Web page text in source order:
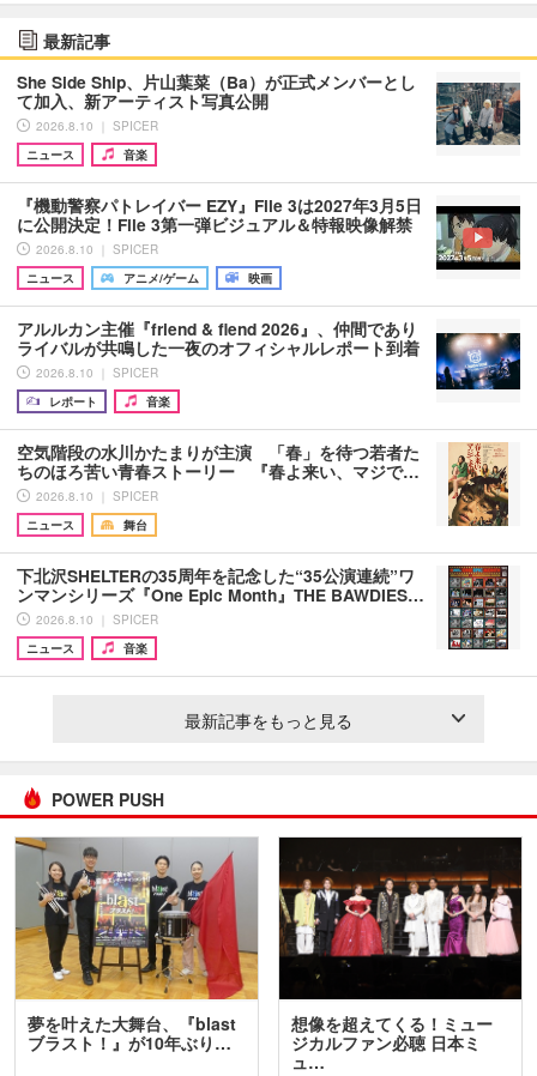
最新記事
She Side Ship、片山葉菜（Ba）が正式メンバーとし
て加入、新アーティスト写真公開
2026.8.10 ｜ SPICER
ニュース
音楽
『機動警察パトレイバー EZY』File 3は2027年3月5日
に公開決定！File 3第一弾ビジュアル＆特報映像解禁
2026.8.10 ｜ SPICER
ニュース
アニメ/ゲーム 映画
アルルカン主催『friend & fiend 2026』、仲間であり
ライバルが共鳴した一夜のオフィシャルレポート到着
2026.8.10 ｜ SPICER
レポート
音楽
空気階段の水川かたまりが主演 「春」を待つ若者た
ちのほろ苦い青春ストーリー 『春よ来い、マジで…
2026.8.10 ｜ SPICER
ニュース
舞台
下北沢SHELTERの35周年を記念した“35公演連続”ワ
ンマンシリーズ『One Epic Month』THE BAWDIES…
2026.8.10 ｜ SPICER
ニュース
音楽
最新記事をもっと見る
POWER PUSH
夢を叶えた大舞台、『blast
ブラスト！』が10年ぶり…
想像を超えてくる！ミュー
ジカルファン必聴 日本ミ
ュ…